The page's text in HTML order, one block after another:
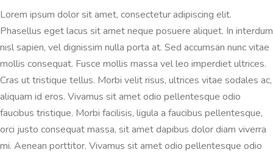
Lorem ipsum dolor sit amet, consectetur adipiscing elit.
Phasellus eget lacus sit amet neque posuere aliquet. In interdum
nisl sapien, vel dignissim nulla porta at. Sed accumsan nunc vitae
mollis consequat. Fusce mollis massa vel leo imperdiet ultrices.
Cras ut tristique tellus. Morbi velit risus, ultrices vitae sodales ac,
aliquam id eros. Vivamus sit amet odio pellentesque odio
faucibus tristique. Morbi facilisis, ligula a faucibus pellentesque,
orci justo consequat massa, sit amet dapibus dolor diam viverra
mi. Aenean porttitor. Vivamus sit amet odio pellentesque odio